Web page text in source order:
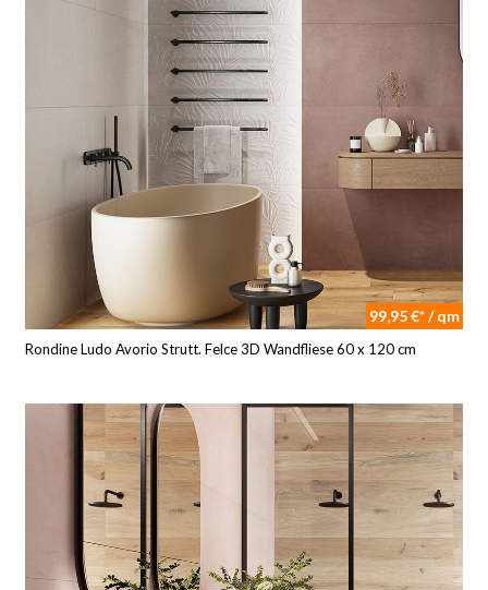
99,95 €* / qm
Rondine Ludo Avorio Strutt. Felce 3D Wandfliese 60 x 120 cm